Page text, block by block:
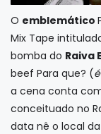
O emblemático
Mix Tape
bomba do Raiva
beef Para que? (
a cena conta
conceituado no
data nê o local